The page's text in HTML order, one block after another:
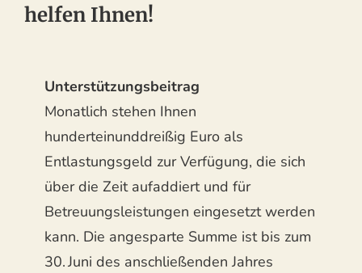
helfen Ihnen!
Unterstützungsbeitrag
Monatlich stehen Ihnen
hunderteinunddreißig Euro als
Entlastungsgeld zur Verfügung, die sich
über die Zeit aufaddiert und für
Betreuungsleistungen eingesetzt werden
kann. Die angesparte Summe ist bis zum
30. Juni des anschließenden Jahres